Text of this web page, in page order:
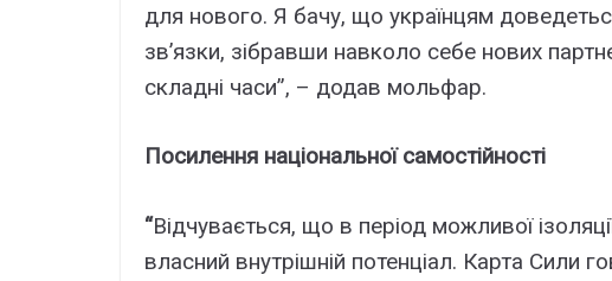
для нового. Я бачу, що українцям
зв’язки, зібравши навколо себе нових
складні часи”, – додав мольфар.
Посилення національної самостійності
“Відчувається, що в період можливої
власний внутрішній потенціал. Карта Сили